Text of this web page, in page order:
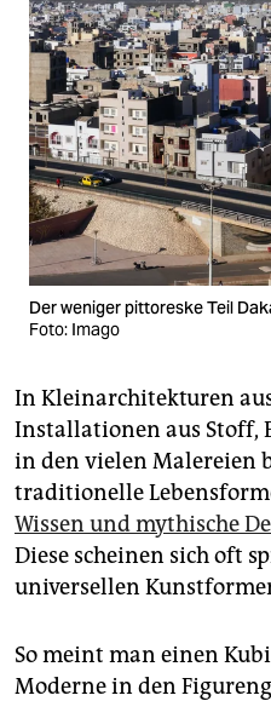
Der weniger pittoreske Teil
Foto: Imago
In Kleinarchitekturen
Installationen aus Stoff,
in den vielen Malereien
traditionelle
Wissen und mythische
Diese scheinen sich oft
universellen
So meint man einen
Moderne in den